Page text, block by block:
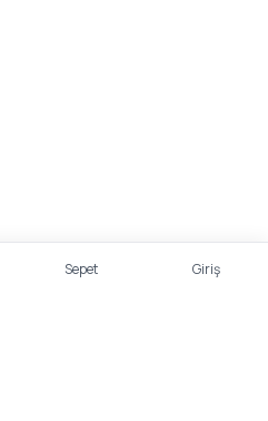
Sepet Giriş